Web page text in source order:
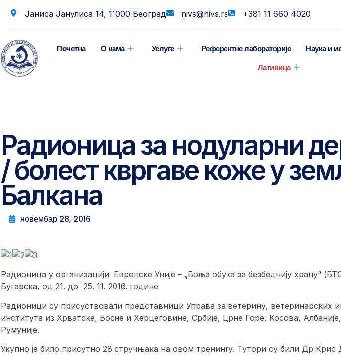
Јаниса Јанулиса 14, 11000 Београд nivs@nivs.rs +381 11 660 4020
Почетна О нама Услуге Референтне лабораторије Наука и
Латиница
Радионица за нодуларни
/ болест квргаве коже у
Балкана
новембар 28, 2016
Радионица у организацији Европске Уније – „Боља обука за безбеднију храну“
Бугарска, од 21. до 25. 11. 2016. године
Радионици су присуствовали представници Управа за ветерину, ветеринарских
института из Хрватске, Босне и Херцеговине, Србије, Црне Горе, Косова,
Румуније.
Укупно је било присутно 28 стручњака на овом тренингу. Тутори су били Др